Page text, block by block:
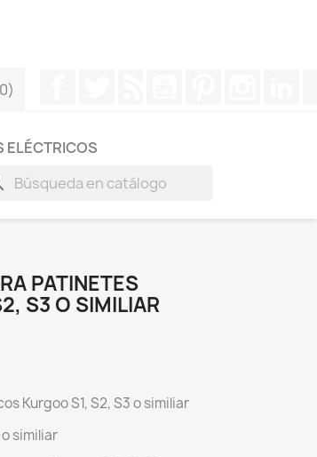
ELÉCTRICOS
PATINETES
S3 O SIMILIAR
Kurgoo S1, S2, S3 o similiar
similiar